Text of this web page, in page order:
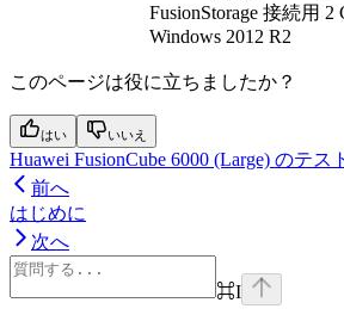
FusionStorage 接続用 2
Windows 2012 R2
このページは役に立ちましたか？
はい いいえ
Huawei FusionCube 6000 (Large) のテス
前へ
はじめに
次へ
⌘I